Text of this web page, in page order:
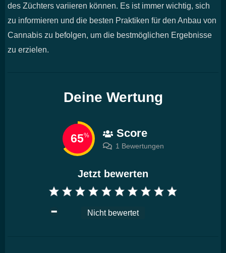
des Züchters variieren können. Es ist immer wichtig, sich
zu informieren und die besten Praktiken für den Anbau von
Cannabis zu befolgen, um die bestmöglichen Ergebnisse
zu erzielen.
Deine Wertung
65% Score
1 Bewertungen
Jetzt bewerten
Nicht bewertet